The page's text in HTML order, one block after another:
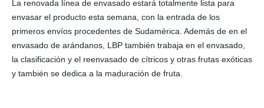
La renovada línea de envasado estará totalmente lista para
envasar el producto esta semana, con la entrada de los
primeros envíos procedentes de Sudamérica. Además de en el
envasado de arándanos, LBP también trabaja en el envasado,
la clasificación y el reenvasado de cítricos y otras frutas exóticas
y también se dedica a la maduración de fruta.